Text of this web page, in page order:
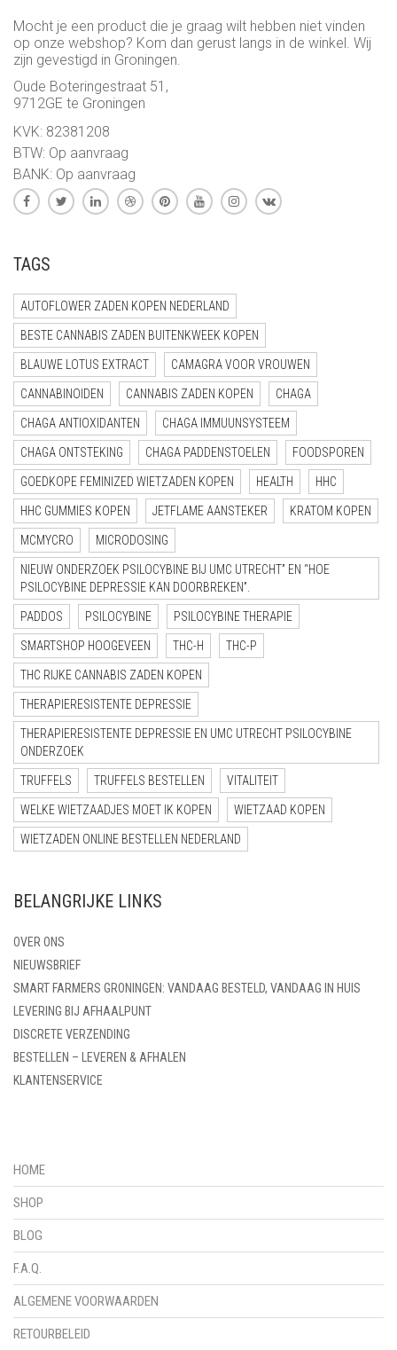
Mocht je een product die je graag wilt hebben niet vinden
op onze webshop? Kom dan gerust langs in de winkel. Wij
zijn gevestigd in Groningen.
Oude Boteringestraat 51,
9712GE te Groningen
KVK: 82381208
BTW: Op aanvraag
BANK: Op aanvraag
TAGS
AUTOFLOWER ZADEN KOPEN NEDERLAND
BESTE CANNABIS ZADEN BUITENKWEEK KOPEN
BLAUWE LOTUS EXTRACT CAMAGRA VOOR VROUWEN
CANNABINOIDEN CANNABIS ZADEN KOPEN CHAGA
CHAGA ANTIOXIDANTEN CHAGA IMMUUNSYSTEEM
CHAGA ONTSTEKING CHAGA PADDENSTOELEN FOODSPOREN
GOEDKOPE FEMINIZED WIETZADEN KOPEN HEALTH HHC
HHC GUMMIES KOPEN JETFLAME AANSTEKER KRATOM KOPEN
MCMYCRO MICRODOSING
NIEUW ONDERZOEK PSILOCYBINE BIJ UMC UTRECHT” EN “HOE
PSILOCYBINE DEPRESSIE KAN DOORBREKEN”.
PADDOS PSILOCYBINE PSILOCYBINE THERAPIE
SMARTSHOP HOOGEVEEN THC-H THC-P
THC RIJKE CANNABIS ZADEN KOPEN
THERAPIERESISTENTE DEPRESSIE
THERAPIERESISTENTE DEPRESSIE EN UMC UTRECHT PSILOCYBINE
ONDERZOEK
TRUFFELS TRUFFELS BESTELLEN VITALITEIT
WELKE WIETZAADJES MOET IK KOPEN WIETZAAD KOPEN
WIETZADEN ONLINE BESTELLEN NEDERLAND
BELANGRIJKE LINKS
OVER ONS
NIEUWSBRIEF
SMART FARMERS GRONINGEN: VANDAAG BESTELD, VANDAAG IN HUIS
LEVERING BIJ AFHAALPUNT
DISCRETE VERZENDING
BESTELLEN – LEVEREN & AFHALEN
KLANTENSERVICE
HOME
SHOP
BLOG
F.A.Q.
ALGEMENE VOORWAARDEN
RETOURBELEID